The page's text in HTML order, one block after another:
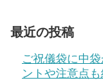
最近の投稿
ご祝儀袋に中
ントや注意点